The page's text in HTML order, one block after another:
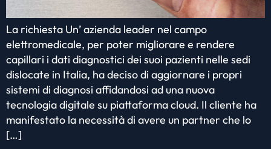
La richiesta Un’ azienda leader nel campo
elettromedicale, per poter migliorare e rendere
capillari i dati diagnostici dei suoi pazienti nelle sedi
dislocate in Italia, ha deciso di aggiornare i propri
sistemi di diagnosi affidandosi ad una nuova
tecnologia digitale su piattaforma cloud. Il cliente ha
manifestato la necessità di avere un partner che lo
[…]